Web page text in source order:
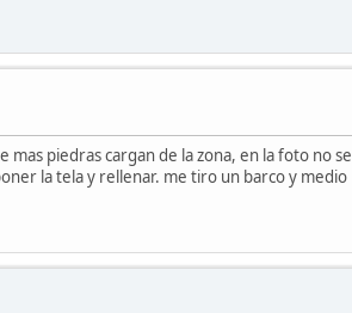
piedras cargan de la zona, en la foto no se
la tela y rellenar. me tiro un barco y medio